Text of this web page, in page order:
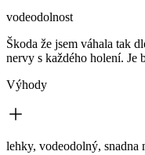
vodeodolnost
Škoda že jsem váhala tak
nervy s každého holení. Je
Výhody
lehky, vodeodolný, snadna